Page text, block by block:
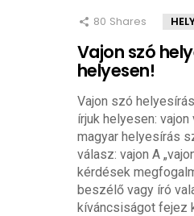
80 Shares
Vajon szó
helyesen!
Vajon szó
írjuk helyesen:
magyar helyesírás
válasz: vajon A
kérdések
beszélő vagy író
kíváncsiságot fejez